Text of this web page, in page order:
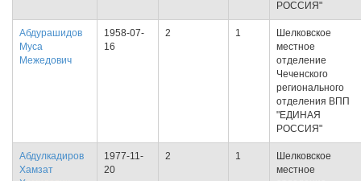
РОССИЯ"
Абдурашидов
Муса
Межедович
1958-07-
16
2 1
Шелковское
местное
отделение
Чеченского
регионального
отделения ВПП
"ЕДИНАЯ
РОССИЯ"
Абдулкадиров
Хамзат
1977-11-
20
2 1
Шелковское
местное